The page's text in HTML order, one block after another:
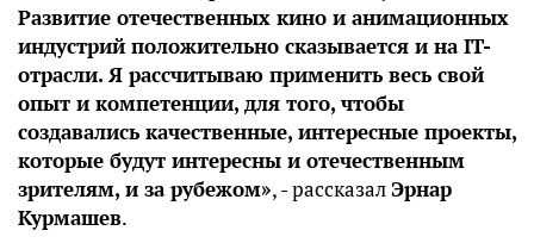
Развитие отечественных кино и анимационных
индустрий положительно сказывается и на IT-
отрасли. Я рассчитываю применить весь свой
опыт и компетенции, для того, чтобы
создавались качественные, интересные проекты,
которые будут интересны и отечественным
зрителям, и за рубежом», - рассказалЭрнар
Курмашев.